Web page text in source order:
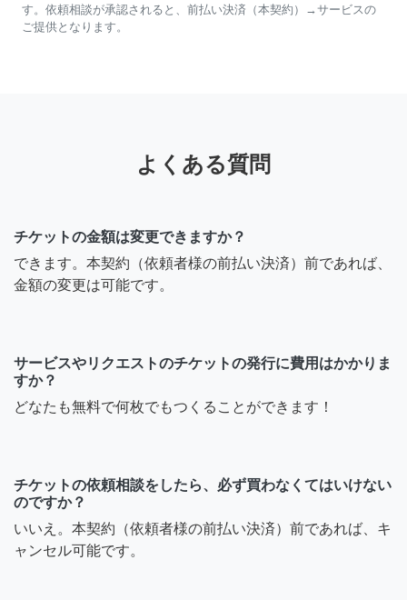
す。依頼相談が承認されると、前払い決済（本契約）→サービスの
ご提供となります。
よくある質問
チケットの金額は変更できますか？
できます。本契約（依頼者様の前払い決済）前であれば、
金額の変更は可能です。
サービスやリクエストのチケットの発行に費用はかかりま
すか？
どなたも無料で何枚でもつくることができます！
チケットの依頼相談をしたら、必ず買わなくてはいけない
のですか？
いいえ。本契約（依頼者様の前払い決済）前であれば、キ
ャンセル可能です。